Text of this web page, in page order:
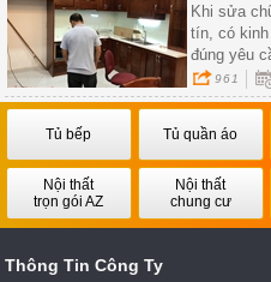
Khi sửa
tín, có
đúng yêu
tìm hiểu
tiếng, có
961
Tủ bếp Tủ quần áo
Nội thất
trọn gói AZ
Nội thất
chung cư
Thông Tin Công Ty